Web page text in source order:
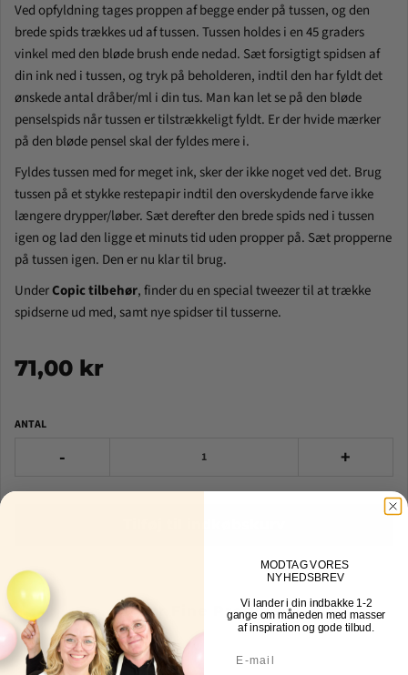
Ved opfyldning tages proppen af begge ender på tussen, og den
brede spids trækkes ud af tussen. Tussen holdes i en 45 graders
vinkel med den bløde brush ende nedad. Sæt forsigtigt spidsen af
din ink ned i tussen, og tryk på beholderen, indtil den har fyldt det
ønskede antal dråber/ml i din tus. Man kan let se på den bløde
penselspids når tussen er tilstrækkeligt fyldt. Er der hvide mærker
på den bløde pensel skal der fyldes mere i.
Fyldes tussen med for meget ink, sker der ikke noget ved det. Brug
tussen på et stykke restepapir indtil den overskydende farve ikke
længere drypper/løber. Sæt derefter den brede spids ned i tussen
igen og lad den ligge et minuts tid uden propper på. Sæt propperne
på tussen igen. Den er nu klar til brug.
UnderCopic tilbehør, finder du en special tweezer til at trække
spidserne ud med, samt nye spidser til tusserne.
71,00 kr
ANTAL
- +
Other Fine Products
MODTAG VORES
NYHEDSBREV
Vi lander i din indbakke 1-2
gange om måneden med masser
af inspiration og gode tilbud.